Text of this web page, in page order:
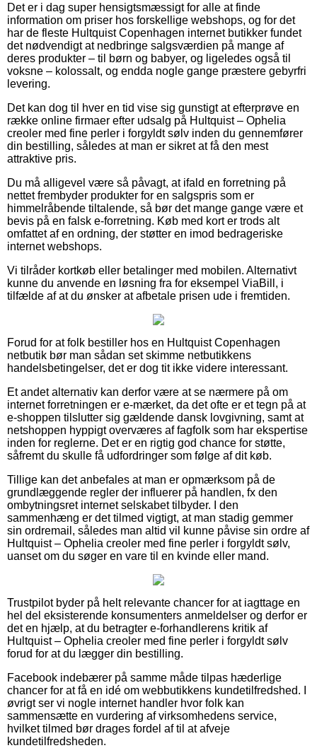
Det er i dag super hensigtsmæssigt for alle at finde
information om priser hos forskellige webshops, og for det
har de fleste Hultquist Copenhagen internet butikker fundet
det nødvendigt at nedbringe salgsværdien på mange af
deres produkter – til børn og babyer, og ligeledes også til
voksne – kolossalt, og endda nogle gange præstere gebyrfri
levering.
Det kan dog til hver en tid vise sig gunstigt at efterprøve en
række online firmaer efter udsalg på Hultquist – Ophelia
creoler med fine perler i forgyldt sølv inden du gennemfører
din bestilling, således at man er sikret at få den mest
attraktive pris.
Du må alligevel være så påvagt, at ifald en forretning på
nettet frembyder produkter for en salgspris som er
himmelråbende tiltalende, så bør det mange gange være et
bevis på en falsk e-forretning. Køb med kort er trods alt
omfattet af en ordning, der støtter en imod bedrageriske
internet webshops.
Vi tilråder kortkøb eller betalinger med mobilen. Alternativt
kunne du anvende en løsning fra for eksempel ViaBill, i
tilfælde af at du ønsker at afbetale prisen ude i fremtiden.
Forud for at folk bestiller hos en Hultquist Copenhagen
netbutik bør man sådan set skimme netbutikkens
handelsbetingelser, det er dog tit ikke videre interessant.
Et andet alternativ kan derfor være at se nærmere på om
internet forretningen er e-mærket, da det ofte er et tegn på at
e-shoppen tilslutter sig gældende dansk lovgivning, samt at
netshoppen hyppigt overværes af fagfolk som har ekspertise
inden for reglerne. Det er en rigtig god chance for støtte,
såfremt du skulle få udfordringer som følge af dit køb.
Tillige kan det anbefales at man er opmærksom på de
grundlæggende regler der influerer på handlen, fx den
ombytningsret internet selskabet tilbyder. I den
sammenhæng er det tilmed vigtigt, at man stadig gemmer
sin ordremail, således man altid vil kunne påvise sin ordre af
Hultquist – Ophelia creoler med fine perler i forgyldt sølv,
uanset om du søger en vare til en kvinde eller mand.
Trustpilot byder på helt relevante chancer for at iagttage en
hel del eksisterende konsumenters anmeldelser og derfor er
det en hjælp, at du betragter e-forhandlerens kritik af
Hultquist – Ophelia creoler med fine perler i forgyldt sølv
forud for at du lægger din bestilling.
Facebook indebærer på samme måde tilpas hæderlige
chancer for at få en idé om webbutikkens kundetilfredshed. I
øvrigt ser vi nogle internet handler hvor folk kan
sammensætte en vurdering af virksomhedens service,
hvilket tilmed bør drages fordel af til at afveje
kundetilfredsheden.